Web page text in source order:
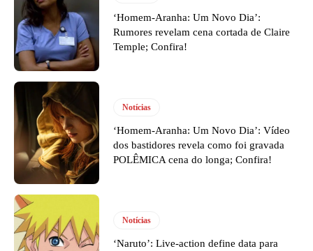
‘Homem-Aranha: Um Novo Dia’:
Rumores revelam cena cortada de Claire
Temple; Confira!
Notícias
‘Homem-Aranha: Um Novo Dia’: Vídeo
dos bastidores revela como foi gravada
POLÊMICA cena do longa; Confira!
Notícias
‘Naruto’: Live-action define data para